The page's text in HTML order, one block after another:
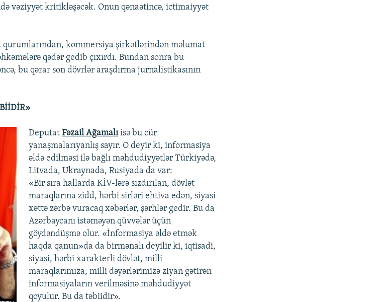
vəziyyət kritikləşəcək. Onun qənaətincə, ictimaiyyət
qurumlarından, kommersiya şirkətlərindən məlumat
qədər gedib çıxırdı. Bundan sonra bu
bu qərar son dövrlər araşdırma jurnalistikasının
Deputat Fəzail Ağamalıisə bu cür
yanaşmalarıyanlış sayır. O deyir ki, informasiya
əldə edilməsi ilə bağlı məhdudiyyətlər Türkiyədə,
Litvada, Ukraynada, Rusiyada da var:
«Bir sıra hallarda KİV-lərə sızdırılan, dövlət
maraqlarına zidd, hərbi sirləri ehtiva edən, siyasi
xəttə zərbə vuracaq xəbərlər, şərhlər gedir. Bu da
Azərbaycanı istəməyən qüvvələr üçün
göydəndüşmə olur. «İnformasiya əldə etmək
haqda qanun»da da birmənalı deyilir ki, iqtisadi,
siyasi, hərbi xarakterli dövlət, milli
maraqlarımıza, milli dəyərlərimizə ziyan gətirən
informasiyaların verilməsinə məhdudiyyət
qoyulur. Bu da təbiidir».